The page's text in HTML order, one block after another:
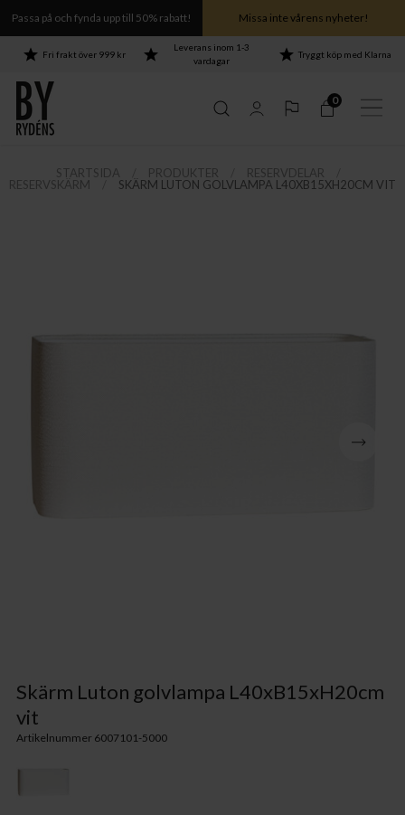
Passa på och fynda upp till 50% rabatt! Missa inte vårens nyheter!
Fri frakt över 999 kr
Leverans inom 1-3
vardagar
Tryggt köp med Klarna
0
STARTSIDA PRODUKTER
RESERVDELAR
RESERVSKÄRM
SKÄRM LUTON GOLVLAMPA L40XB15XH20CM VIT
Skärm Luton golvlampa L40xB15xH20cm
vit
Artikelnummer 6007101-5000